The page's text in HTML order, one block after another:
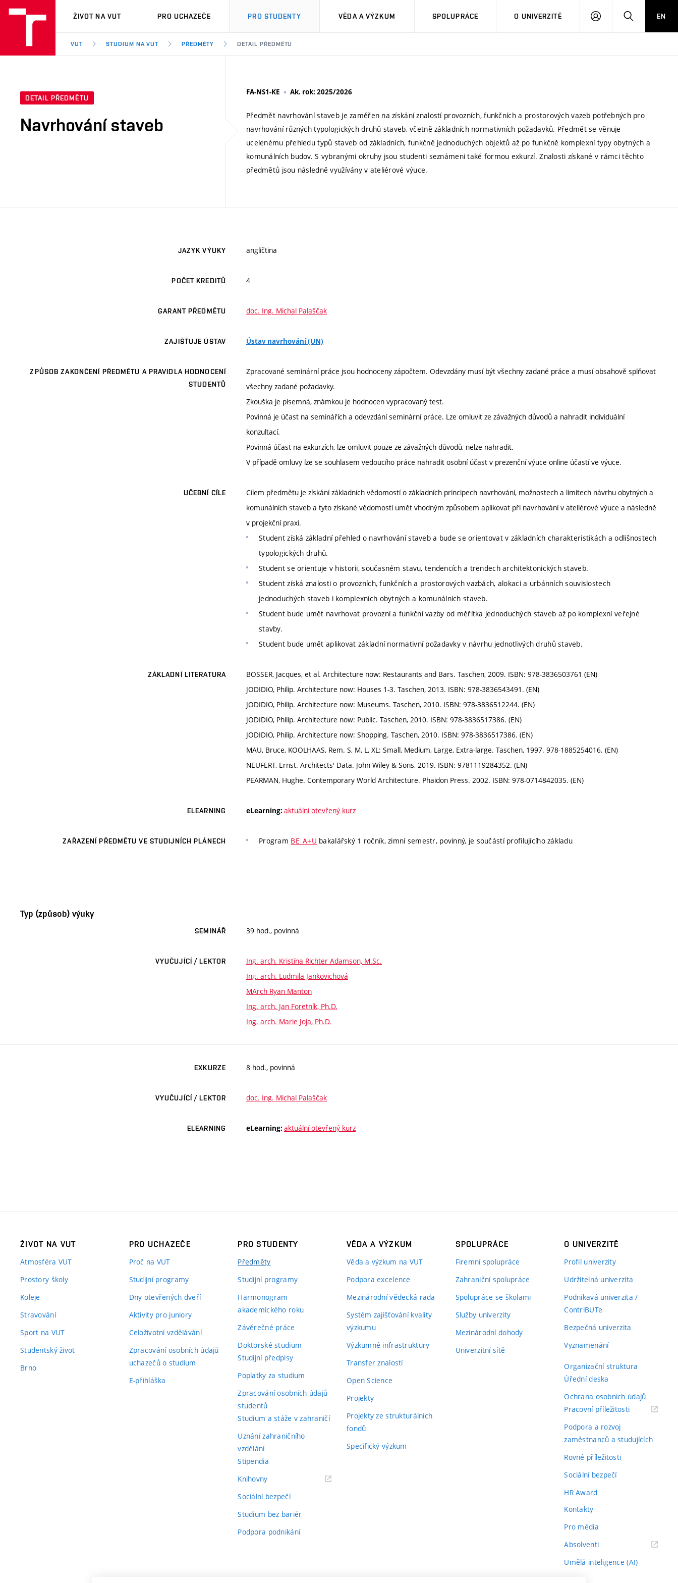
VUT
ŽIVOT NA VUT PRO UCHAZEČE PRO STUDENTY VĚDA A VÝZKUM SPOLUPRÁCE O UNIVERZITĚ
PŘIHLÁSIT HLEDATEN
VUT STUDIUM NA VUT PŘEDMĚTY DETAIL PŘEDMĚTU
DETAIL PŘEDMĚTU
Navrhování staveb
FA-NS1-KE Ak. rok: 2025/2026
Předmět navrhování staveb je zaměřen na získání znalostí provozních, funkčních a prostorových vazeb potřebných pro
navrhování různých typologických druhů staveb, včetně základních normativních požadavků. Předmět se věnuje
ucelenému přehledu typů staveb od základních, funkčně jednoduchých objektů až po funkčně komplexní typy obytných a
komunálních budov. S vybranými okruhy jsou studenti seznámeni také formou exkurzí. Znalosti získané v rámci těchto
předmětů jsou následně využívány v ateliérové výuce.
JAZYK VÝUKY angličtina
POČET KREDITŮ 4
GARANT PŘEDMĚTU doc. Ing. Michal Palaščak
ZAJIŠŤUJE ÚSTAV Ústav navrhování (UN)
ZPŮSOB ZAKONČENÍ PŘEDMĚTU A PRAVIDLA HODNOCENÍ
STUDENTŮ
Zpracované seminární práce jsou hodnoceny zápočtem. Odevzdány musí být všechny zadané práce a musí obsahově splňovat
všechny zadané požadavky.
Zkouška je písemná, známkou je hodnocen vypracovaný test.
Povinná je účast na seminářích a odevzdání seminární práce. Lze omluvit ze závažných důvodů a nahradit individuální
konzultací.
Povinná účast na exkurzích, lze omluvit pouze ze závažných důvodů, nelze nahradit.
V případě omluvy lze se souhlasem vedoucího práce nahradit osobní účast v prezenční výuce online účastí ve výuce.
UČEBNÍ CÍLE
Cílem předmětu je získání základních vědomostí o základních principech navrhování, možnostech a limitech návrhu obytných a
komunálních staveb a tyto získané vědomosti umět vhodným způsobem aplikovat při navrhování v ateliérové výuce a následně
v projekční praxi.
Student získá základní přehled o navrhování staveb a bude se orientovat v základních charakteristikách a odlišnostech
typologických druhů.
Student se orientuje v historii, současném stavu, tendencích a trendech architektonických staveb.
Student získá znalosti o provozních, funkčních a prostorových vazbách, alokaci a urbánních souvislostech
jednoduchých staveb i komplexních obytných a komunálních staveb.
Student bude umět navrhovat provozní a funkční vazby od měřítka jednoduchých staveb až po komplexní veřejné
stavby.
Student bude umět aplikovat základní normativní požadavky v návrhu jednotlivých druhů staveb.
ZÁKLADNÍ LITERATURA
BOSSER, Jacques, et al. Architecture now: Restaurants and Bars. Taschen, 2009. ISBN: 978-3836503761 (EN)
JODIDIO, Philip. Architecture now: Houses 1-3. Taschen, 2013. ISBN: 978-3836543491. (EN)
JODIDIO, Philip. Architecture now: Museums. Taschen, 2010. ISBN: 978-3836512244. (EN)
JODIDIO, Philip. Architecture now: Public. Taschen, 2010. ISBN: 978-3836517386. (EN)
JODIDIO, Philip. Architecture now: Shopping. Taschen, 2010. ISBN: 978-3836517386. (EN)
MAU, Bruce, KOOLHAAS, Rem. S, M, L, XL: Small, Medium, Large, Extra-large. Taschen, 1997. 978-1885254016. (EN)
NEUFERT, Ernst. Architects' Data. John Wiley & Sons, 2019. ISBN: 9781119284352. (EN)
PEARMAN, Hughe. Contemporary World Architecture. Phaidon Press. 2002. ISBN: 978-0714842035. (EN)
ELEARNING eLearning: aktuální otevřený kurz
ZAŘAZENÍ PŘEDMĚTU VE STUDIJNÍCH PLÁNECH Program BE_A+U bakalářský 1 ročník, zimní semestr, povinný, je součástí profilujícího základu
Typ (způsob) výuky
SEMINÁŘ 39 hod., povinná
VYUČUJÍCÍ / LEKTOR
Ing. arch. Kristína Richter Adamson, M.Sc.
Ing. arch. Ludmila Jankovichová
MArch Ryan Manton
Ing. arch. Jan Foretník, Ph.D.
Ing. arch. Marie Joja, Ph.D.
EXKURZE 8 hod., povinná
VYUČUJÍCÍ / LEKTOR doc. Ing. Michal Palaščak
ELEARNING eLearning: aktuální otevřený kurz
ŽIVOT NA VUT
Atmosféra VUT
Prostory školy
Koleje
Stravování
Sport na VUT
Studentský život
Brno
PRO UCHAZEČE
Proč na VUT
Studijní programy
Dny otevřených dveří
Aktivity pro juniory
Celoživotní vzdělávání
Zpracování osobních údajů
uchazečů o studium
E-přihláška
PRO STUDENTY
Předměty
Studijní programy
Harmonogram
akademického roku
Závěrečné práce
Doktorské studium
Studijní předpisy
Poplatky za studium
Zpracování osobních údajů
studentů
Studium a stáže v zahraničí
Uznání zahraničního
vzdělání
Stipendia
Knihovny(externí
Sociální bezpečí
Studium bez bariér
Podpora podnikání
VĚDA A VÝZKUM
Věda a výzkum na VUT
Podpora excelence
Mezinárodní vědecká rada
Systém zajišťování kvality
výzkumu
Výzkumné infrastruktury
Transfer znalostí
Open Science
Projekty
Projekty ze strukturálních
fondů
Specifický výzkum
SPOLUPRÁCE
Firemní spolupráce
Zahraniční spolupráce
Spolupráce se školami
Služby univerzity
Mezinárodní dohody
Univerzitní sítě
O UNIVERZITĚ
Profil univerzity
Udržitelná univerzita
Podnikavá univerzita /
ContriBUTe
Bezpečná univerzita
Vyznamenání
Organizační struktura
Úřední deska
Ochrana osobních údajů
Pracovní příležitosti(externí
Podpora a rozvoj
zaměstnanců a studujících
Rovné příležitosti
Sociální bezpečí
HR Award
Kontakty
Pro média
Absolventi(externí
Umělá inteligence (AI)